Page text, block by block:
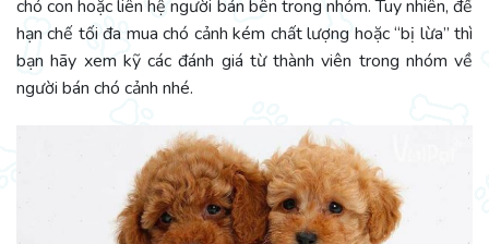
chó con hoặc liên hệ người bán bên trong nhóm. Tuy nhiên, để
hạn chế tối đa mua chó cảnh kém chất lượng hoặc “bị lừa” thì
bạn hãy xem kỹ các đánh giá từ thành viên trong nhóm về
người bán chó cảnh nhé.